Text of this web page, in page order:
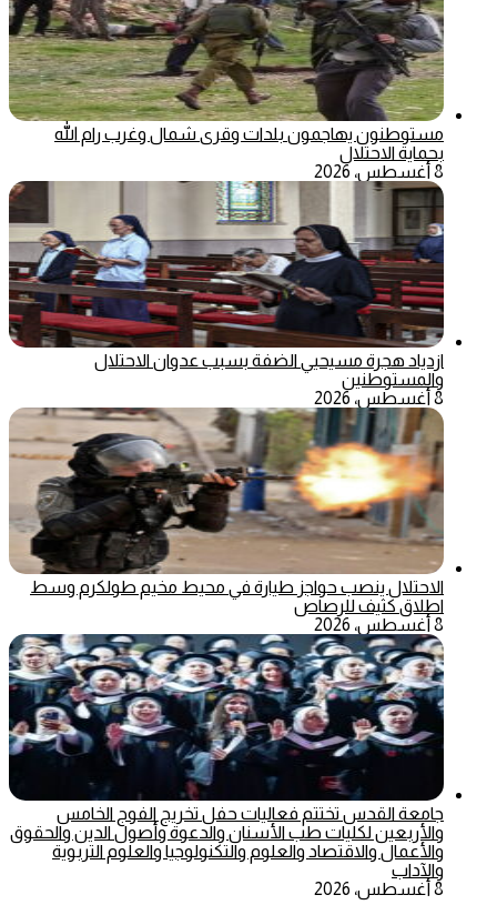
مستوطنون يهاجمون بلدات وقرى شمال وغرب رام الله
بحماية الاحتلال
8 أغسطس، 2026
ازدياد هجرة مسيحيي الضفة بسبب عدوان الاحتلال
والمستوطنين
8 أغسطس، 2026
الاحتلال ينصب حواجز طيارة في محيط مخيم طولكرم وسط
اطلاق كثيف للرصاص
8 أغسطس، 2026
جامعة القدس تختتم فعاليات حفل تخريج الفوج الخامس
والأربعين لكليات طب الأسنان والدعوة وأصول الدين والحقوق
والأعمال والاقتصاد والعلوم والتكنولوجيا والعلوم التربوية
والآداب
8 أغسطس، 2026